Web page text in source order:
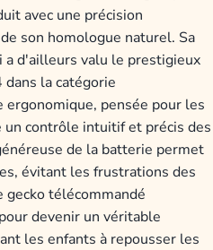
avec une précision
son homologue naturel. Sa
d'ailleurs valu le prestigieux
la catégorie
ergonomique, pensée pour les
contrôle intuitif et précis des
de la batterie permet
évitant les frustrations des
gecko télécommandé
devenir un véritable
les enfants à repousser les